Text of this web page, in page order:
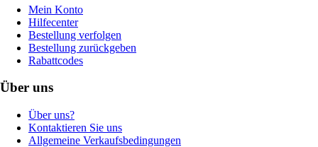
Mein Konto
Hilfecenter
Bestellung verfolgen
Bestellung zurückgeben
Rabattcodes
Über uns
Über uns?
Kontaktieren Sie uns
Allgemeine Verkaufsbedingungen